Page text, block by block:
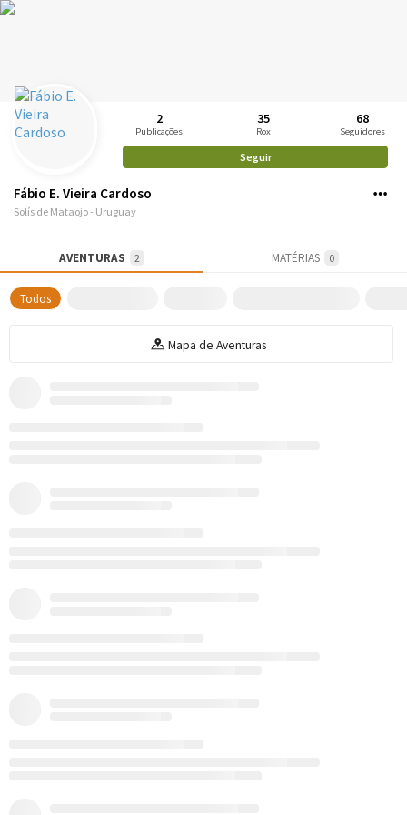
2
Publicações
35
Rox
68
Seguidores
Seguir
Fábio E. Vieira Cardoso
Solís de Mataojo - Uruguay
AVENTURAS 2 MATÉRIAS 0
Todos
Mapa de Aventuras